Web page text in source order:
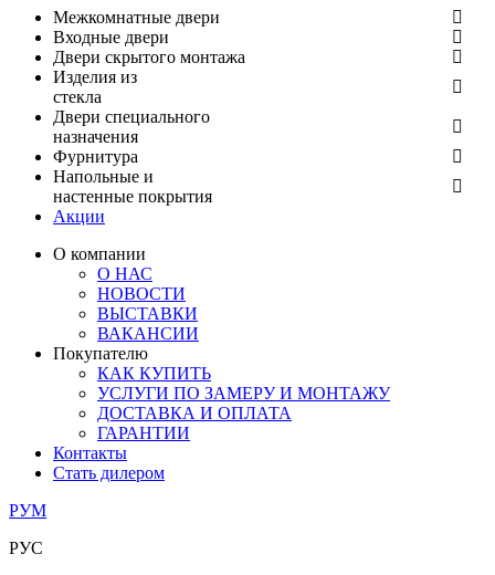
Межкомнатные двери
ШПОНИРОВАНЫЕ
ЭКОШПОН
ЭМАЛЬ
ИЗ МАССИВА СОСНЫ
ИЗ МАССИВА ОЛЬХИ
РАСПРОДАЖА ОСТАТКОВ
ВСЕ ДВЕРИ
Входные двери
МЕТАЛЛИЧЕСКИЕ ДВЕРИ
В КВАРТИРУ
ДЛЯ ДОМА
Двери скрытого монтажа
СТЕКЛЯННЫЕ
ЗЕРКАЛЬНЫЕ
КЕРАМОГРАНИТ
ПОД ОБОИ И ПОКРАСКУ
Изделия из
стекла
ДВЕРИ
ДУШЕВЫЕ КАБИНЫ И ПЕРЕГОРОДКИ
РАЗДВИЖНЫЕ ПЕРЕГОРОДКИ
Двери специального
назначения
ПРОТИВОПОЖАРНЫЕ
Фурнитура
ДВЕРНЫЕ РУЧКИ
КОМПЛЕКТУЮЩИЕ
ОГРАНИЧИТЕЛИ
ПЕТЛИ
РАЗДВИЖНАЯ СИСТЕМА
Напольные и
настенные покрытия
СТЕНОВЫЕ ПАНЕЛИ
Акции
О компании
О НАС
НОВОСТИ
ВЫСТАВКИ
ВАКАНСИИ
Покупателю
КАК КУПИТЬ
УСЛУГИ ПО ЗАМЕРУ И МОНТАЖУ
ДОСТАВКА И ОПЛАТА
ГАРАНТИИ
Контакты
Стать дилером
РУМ
РУС